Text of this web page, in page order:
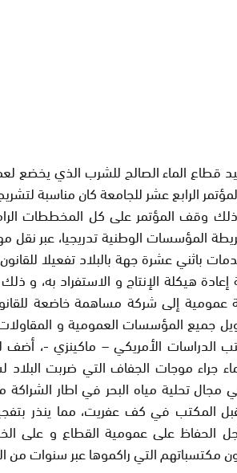
قطاع الماء الصالح للشرب الذي يخضع
الرابع عشر للجامعة كان مناسبة
وقف المؤتمر على كل المخططات
المؤسسات الوطنية تدريجيا، عبر نقل
إعادة هيكلة الإنتاج و الاستفراد
جميع المؤسسات العمومية و
الدراسات الأمريكي – ماكينزي -،
جراء موجات الجفاف التي ضربت
مجال تحلية مياه البحر في اطار
المكتب في كف عفريت، مما ينذر
الحفاظ على عمومية القطاع و على
مكتسباتهم التي راكموها عبر سنوات